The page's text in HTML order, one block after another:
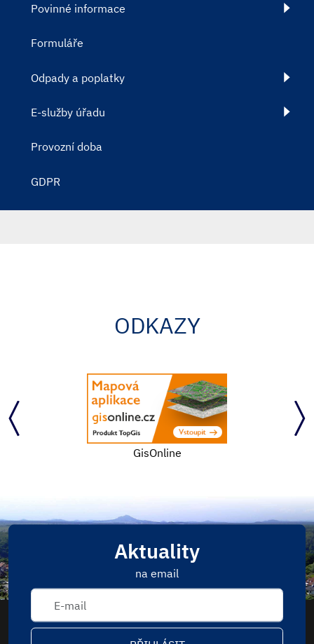
Povinné informace
Formuláře
Odpady a poplatky
E-služby úřadu
Provozní doba
GDPR
ODKAZY
Portál pro vhodné uveřejnění
Aktuality
na email